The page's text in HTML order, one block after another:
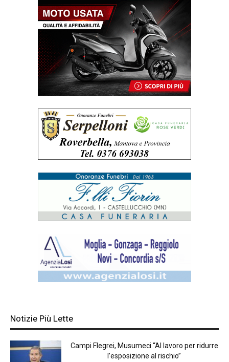
Notizie Più Lette
Campi Flegrei, Musumeci “Al lavoro per ridurre
l’esposizione al rischio”